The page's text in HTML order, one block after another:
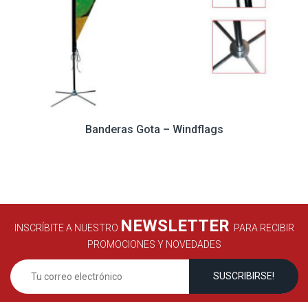
Banderas Gota – Windflags
INSCRÍBITE A NUESTRO NEWSLETTER PARA RECIBIR
PROMOCIONES Y NOVEDADES